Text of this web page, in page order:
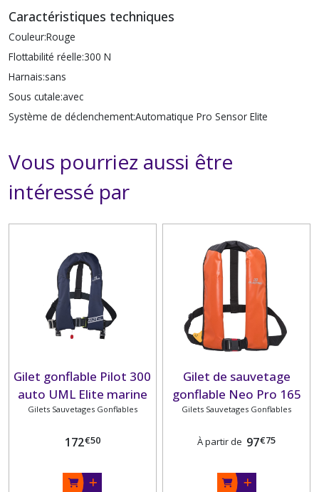
Caractéristiques techniques
Couleur:Rouge
Flottabilité réelle:300 N
Harnais:sans
Sous cutale:avec
Système de déclenchement:Automatique Pro Sensor Elite
Vous pourriez aussi être
intéressé par
Gilet gonflable Pilot 300
auto UML Elite marine
avec harnais et sous-
Gilets Sauvetages Gonflables
172€50
Gilet de sauvetage
gonflable Neo Pro 165
hydrostatique housse
Gilets Sauvetages Gonflables
À partir de 97€75